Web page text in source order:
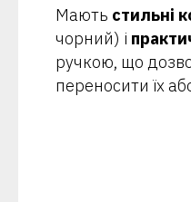
Мають стильні
чорний) і
ручкою, що
переносити їх